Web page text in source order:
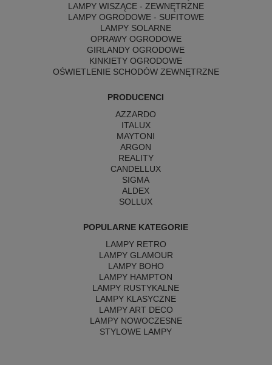
LAMPY WISZĄCE - ZEWNĘTRZNE
LAMPY OGRODOWE - SUFITOWE
LAMPY SOLARNE
OPRAWY OGRODOWE
GIRLANDY OGRODOWE
KINKIETY OGRODOWE
OŚWIETLENIE SCHODÓW ZEWNĘTRZNE
PRODUCENCI
AZZARDO
ITALUX
MAYTONI
ARGON
REALITY
CANDELLUX
SIGMA
ALDEX
SOLLUX
POPULARNE KATEGORIE
LAMPY RETRO
LAMPY GLAMOUR
LAMPY BOHO
LAMPY HAMPTON
LAMPY RUSTYKALNE
LAMPY KLASYCZNE
LAMPY ART DECO
LAMPY NOWOCZESNE
STYLOWE LAMPY